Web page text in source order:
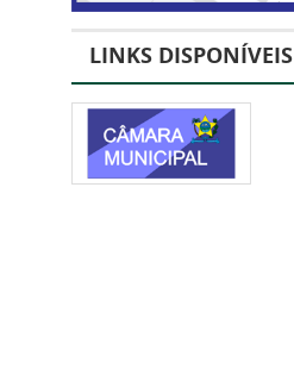
LINKS DISPONÍVEIS